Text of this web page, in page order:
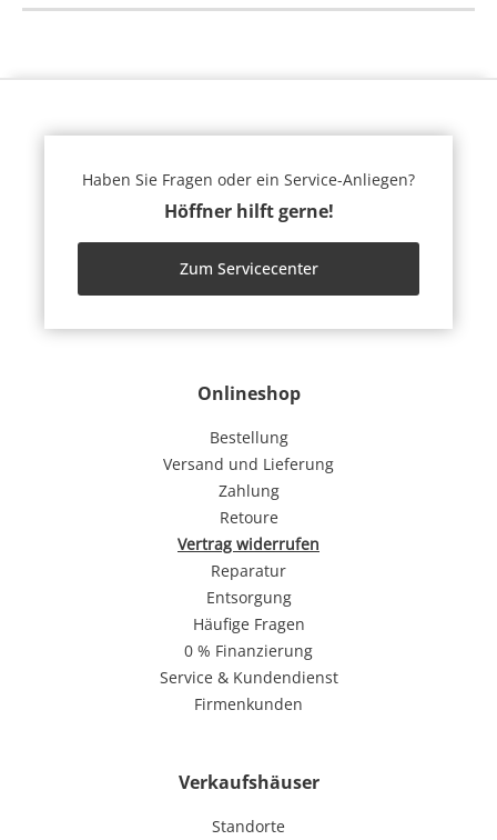
Onlineshop
Bestellung
Versand und Lieferung
Zahlung
Retoure
Vertrag widerrufen
Reparatur
Entsorgung
Häufige Fragen
0 % Finanzierung
Service & Kundendienst
Firmenkunden
Verkaufshäuser
Standorte
Haben Sie Fragen oder ein Service-Anliegen?
Höffner hilft gerne!
Zum Servicecenter